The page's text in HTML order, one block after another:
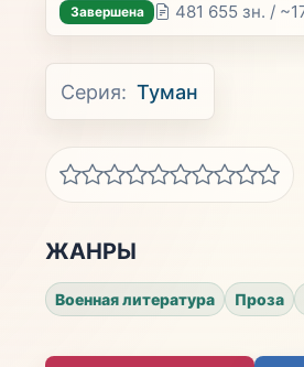
Завершена 481 655 зн. /
Серия: Туман
ЖАНРЫ
Военная литература Проза